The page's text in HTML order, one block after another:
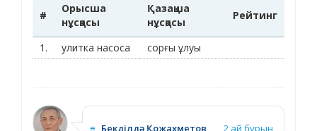
#
Орысша
нұсқасы
Қазақша
нұсқасы
Рейтинг
1. улитка насоса сорғы ұлуы
≡ Бекділдә Қожахметов 2 ай бұрын